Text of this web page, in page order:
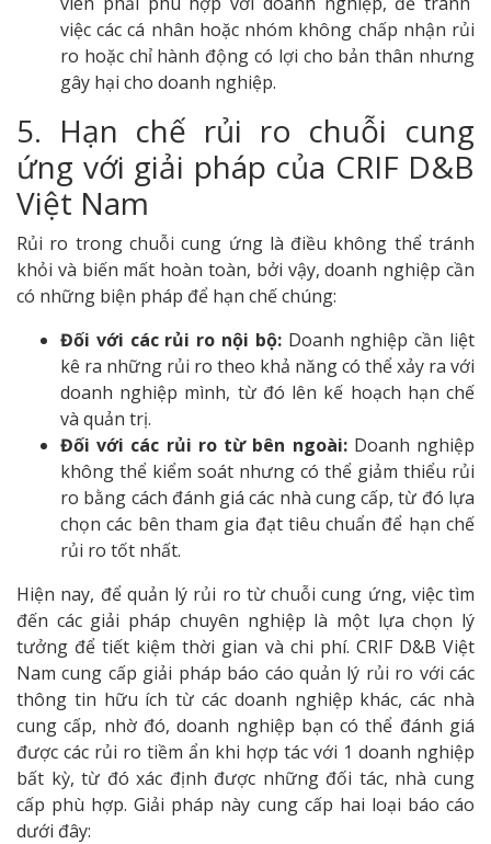
việc các cá nhân hoặc nhóm không chấp nhận rủi
ro hoặc chỉ hành động có lợi cho bản thân nhưng
gây hại cho doanh nghiệp.
5. Hạn chế rủi ro chuỗi cung
ứng với giải pháp của CRIF D&B
Việt Nam
Rủi ro trong chuỗi cung ứng là điều không thể tránh
khỏi và biến mất hoàn toàn, bởi vậy, doanh nghiệp cần
có những biện pháp để hạn chế chúng:
Đối với các rủi ro nội bộ:Doanh nghiệp cần liệt
kê ra những rủi ro theo khả năng có thể xảy ra với
doanh nghiệp mình, từ đó lên kế hoạch hạn chế
và quản trị.
Đối với các rủi ro từ bên ngoài:Doanh nghiệp
không thể kiểm soát nhưng có thể giảm thiểu rủi
ro bằng cách đánh giá các nhà cung cấp, từ đó lựa
chọn các bên tham gia đạt tiêu chuẩn để hạn chế
rủi ro tốt nhất.
Hiện nay, để quản lý rủi ro từ chuỗi cung ứng, việc tìm
đến các giải pháp chuyên nghiệp là một lựa chọn lý
tưởng để tiết kiệm thời gian và chi phí. CRIF D&B Việt
Nam cung cấp giải pháp báo cáo quản lý rủi ro với các
thông tin hữu ích từ các doanh nghiệp khác, các nhà
cung cấp, nhờ đó, doanh nghiệp bạn có thể đánh giá
được các rủi ro tiềm ẩn khi hợp tác với 1 doanh nghiệp
bất kỳ, từ đó xác định được những đối tác, nhà cung
cấp phù hợp. Giải pháp này cung cấp hai loại báo cáo
dưới đây: